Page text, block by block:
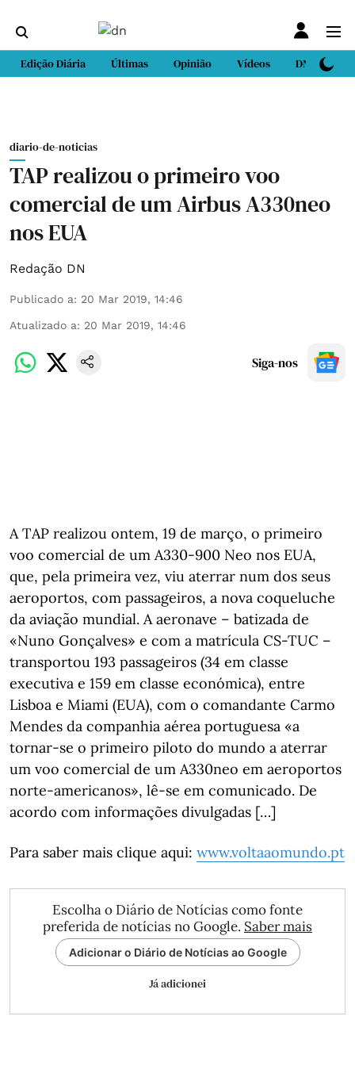
Edição Diária Últimas Opinião Vídeos DN Sport
diario-de-noticias
TAP realizou o primeiro voo
comercial de um Airbus A330neo
nos EUA
Redação DN
Publicado a: 20 Mar 2019, 14:46
Atualizado a: 20 Mar 2019, 14:46
Siga-nos
A TAP realizou ontem, 19 de março, o primeiro
voo comercial de um A330-900 Neo nos EUA,
que, pela primeira vez, viu aterrar num dos seus
aeroportos, com passageiros, a nova coqueluche
da aviação mundial. A aeronave – batizada de
«Nuno Gonçalves» e com a matrícula CS-TUC –
transportou 193 passageiros (34 em classe
executiva e 159 em classe económica), entre
Lisboa e Miami (EUA), com o comandante Carmo
Mendes da companhia aérea portuguesa «a
tornar-se o primeiro piloto do mundo a aterrar
um voo comercial de um A330neo em aeroportos
norte-americanos», lê-se em comunicado. De
acordo com informações divulgadas […]
Para saber mais clique aqui: www.voltaaomundo.pt
Escolha o Diário de Notícias como fonte
preferida de notícias no Google. Saber mais
Adicionar o Diário de Notícias ao Google
Já adicionei